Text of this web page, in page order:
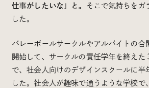
仕事がしたいな」と。
そこで気持ちをガ
した。
バレーボールサークルやアルバイトの合
開始して、サークルの責任学年を終えた
で、社会人向けのデザインスクールに半
した。社会人が趣味で通うような学校で